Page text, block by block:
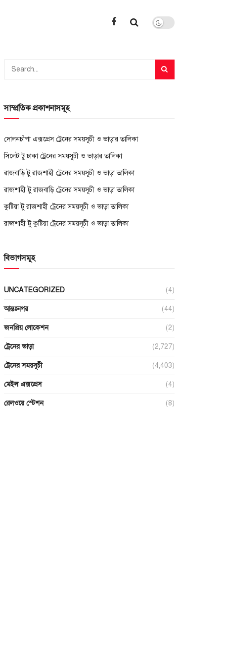
সাম্প্রতিক প্রকাশনাসমূহ
দোলনচাঁপা এক্সপ্রেস ট্রেনের সময়সূচী ও ভাড়ার তালিকা
সিলেট টু ঢাকা ট্রেনের সময়সূচী ও ভাড়ার তালিকা
রাজবাড়ি টু রাজশাহী ট্রেনের সময়সূচী ও ভাড়া তালিকা
রাজশাহী টু রাজবাড়ি ট্রেনের সময়সূচী ও ভাড়া তালিকা
কুষ্টিয়া টু রাজশাহী ট্রেনের সময়সূচী ও ভাড়া তালিকা
রাজশাহী টু কুষ্টিয়া ট্রেনের সময়সূচী ও ভাড়া তালিকা
বিভাগসমূহ
UNCATEGORIZED (4)
আন্তঃনগর (44)
জনপ্রিয় লোকেশন (2)
ট্রেনের ভাড়া (2,727)
ট্রেনের সময়সূচী (4,403)
মেইল এক্সপ্রেস (4)
রেলওয়ে স্টেশন (8)